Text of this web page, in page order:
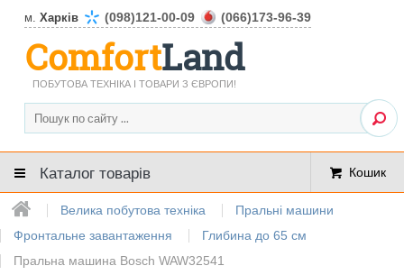
м. Харків (098)121-00-09 (066)173-96-39
ComfortLand
ПОБУТОВА ТЕХНІКА І ТОВАРИ З ЄВРОПИ!
Каталог товарів Кошик
Велика побутова техніка
Пральні машини
Фронтальне завантаження
Глибина до 65 см
Пральна машина Bosch WAW32541